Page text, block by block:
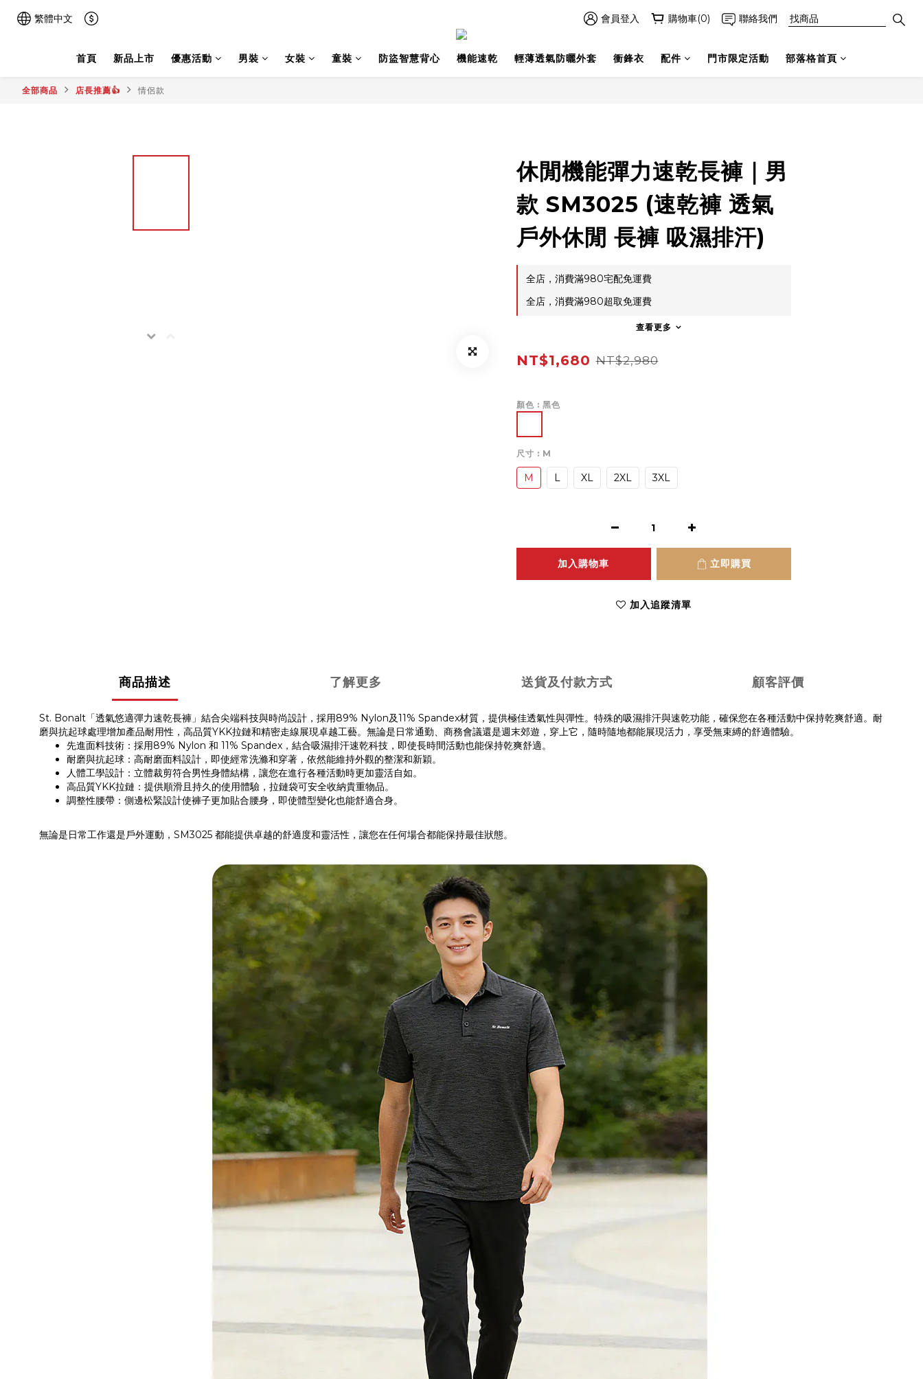
繁體中文 會員登入 購物車(0) 聯絡我們
首頁 新品上市 優惠活動 男裝 女裝 童裝 防盜智慧背心 機能速乾 輕薄透氣防曬外套 衝鋒衣 配件 門市限定活動 部落格首頁
全部商品 店長推薦👍 情侶款
休閒機能彈力速乾長褲｜男
款 SM3025 (速乾褲 透氣
戶外休閒 長褲 吸濕排汗)
全店，消費滿980宅配免運費
全店，消費滿980超取免運費
查看更多
NT$1,680 NT$2,980
顏色 : 黑色
尺寸 : M
M L XL 2XL 3XL
加入購物車 立即購買
加入追蹤清單
商品描述 了解更多 送貨及付款方式 顧客評價
St. Bonalt「透氣悠適彈力速乾長褲」結合尖端科技與時尚設計，採用89% Nylon及11% Spandex材質，提供極佳透氣性與彈性。特殊的吸濕排汗與速乾功能，確保您在各種活動中保持乾爽舒適。耐
磨與抗起球處理增加產品耐用性，高品質YKK拉鏈和精密走線展現卓越工藝。無論是日常通勤、商務會議還是週末郊遊，穿上它，隨時隨地都能展現活力，享受無束縛的舒適體驗。
先進面料技術：採用89% Nylon 和 11% Spandex，結合吸濕排汗速乾科技，即使長時間活動也能保持乾爽舒適。
耐磨與抗起球：高耐磨面料設計，即使經常洗滌和穿著，依然能維持外觀的整潔和新穎。
人體工學設計：立體裁剪符合男性身體結構，讓您在進行各種活動時更加靈活自如。
高品質YKK拉鏈：提供順滑且持久的使用體驗，拉鏈袋可安全收納貴重物品。
調整性腰帶：側邊松緊設計使褲子更加貼合腰身，即使體型變化也能舒適合身。
無論是日常工作還是戶外運動，SM3025 都能提供卓越的舒適度和靈活性，讓您在任何場合都能保持最佳狀態。